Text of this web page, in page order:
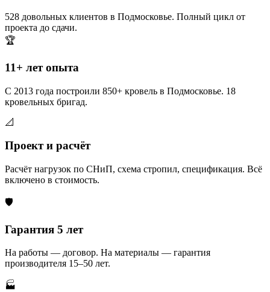
528 довольных клиентов в Подмосковье. Полный цикл от
проекта до сдачи.
🏆
11+ лет опыта
С 2013 года построили 850+ кровель в Подмосковье. 18
кровельных бригад.
📐
Проект и расчёт
Расчёт нагрузок по СНиП, схема стропил, спецификация. Всё
включено в стоимость.
🛡️
Гарантия 5 лет
На работы — договор. На материалы — гарантия
производителя 15–50 лет.
🏭